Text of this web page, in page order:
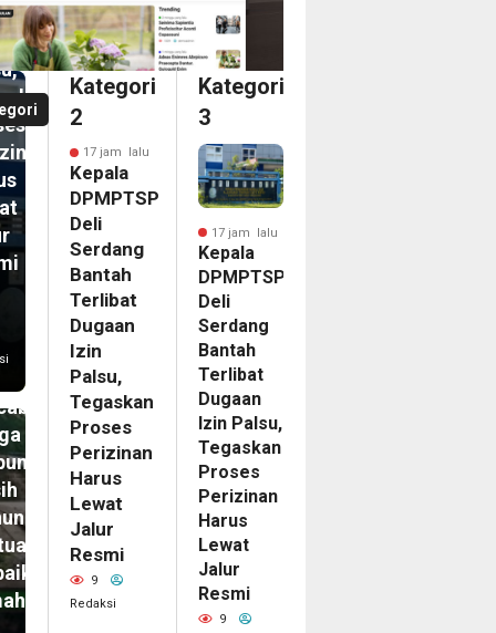
Kategori
2
17 jam lalu
Kepala
DPMPTSP
Deli
Serdang
Bantah
Terlibat
Dugaan
Izin
Palsu,
Tegaskan
Proses
Perizinan
Harus
Lewat
Jalur
Resmi
9
Redaksi
Kategori
3
17 jam lalu
Kepala
DPMPTSP
Deli
Serdang
Bantah
Terlibat
Dugaan
Izin Palsu,
Tegaskan
Proses
Perizinan
Harus
Lewat
Jalur
Resmi
9